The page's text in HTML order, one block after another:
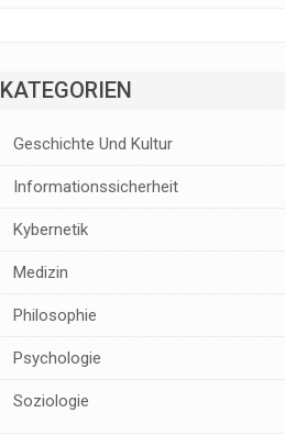
KATEGORIEN
Geschichte Und Kultur
Informationssicherheit
Kybernetik
Medizin
Philosophie
Psychologie
Soziologie